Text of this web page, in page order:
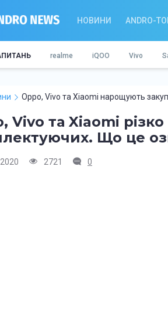
НОВИНИ ANDRO-
realme iQOO Vivo
Oppo, Vivo та Xiaomi нарощують
Vivo та Xiaomi
Що це
2721 0